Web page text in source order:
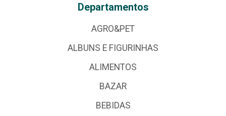
Departamentos
AGRO&PET
ALBUNS E FIGURINHAS
ALIMENTOS
BAZAR
BEBIDAS